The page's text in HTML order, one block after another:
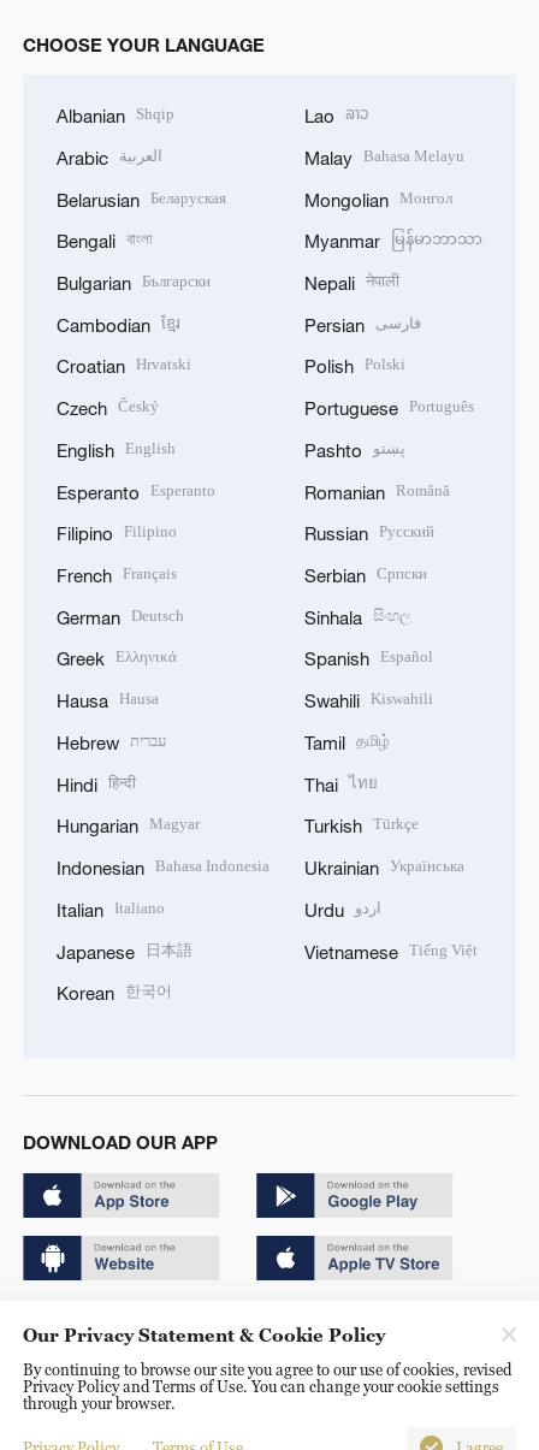
CHOOSE YOUR LANGUAGE
Albanian Shqip
Arabic العربية
Belarusian Беларуская
Bengali বাংলা
Bulgarian Български
Cambodian ខ្មែរ
Croatian Hrvatski
Czech Český
English English
Esperanto Esperanto
Filipino Filipino
French Français
German Deutsch
Greek Ελληνικά
Hausa Hausa
Hebrew עברית
Hindi हिन्दी
Hungarian Magyar
Indonesian Bahasa Indonesia
Italian Italiano
Japanese 日本語
Korean 한국어
Lao ລາວ
Malay Bahasa Melayu
Mongolian Монгол
Myanmar မြန်မာဘာသာ
Nepali नेपाली
Persian فارسی
Polish Polski
Portuguese Português
Pashto پښتو
Romanian Română
Russian Русский
Serbian Српски
Sinhala සිංහල
Spanish Español
Swahili Kiswahili
Tamil தமிழ்
Thai ไทย
Turkish Türkçe
Ukrainian Українська
Urdu اردو
Vietnamese Tiếng Việt
DOWNLOAD OUR APP
京ICP备20000184号
京公网安备 11010502050052号
Disinformation report hotline: 010-85061466
Our Privacy Statement & Cookie Policy
By continuing to browse our site you agree to our use of cookies, revised
Privacy Policy and Terms of Use. You can change your cookie settings
through your browser.